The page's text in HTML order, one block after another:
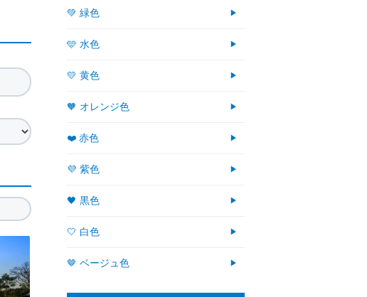
💚 緑色
🩵 水色
💛 黄色
🧡 オレンジ色
❤️ 赤色
💜 紫色
🖤 黒色
🤍 白色
🤎 ベージュ色